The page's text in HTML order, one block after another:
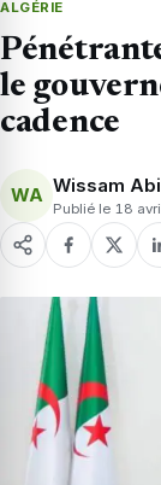
ALGÉRIE
le
cadence
WA Wissam
Publié le 18